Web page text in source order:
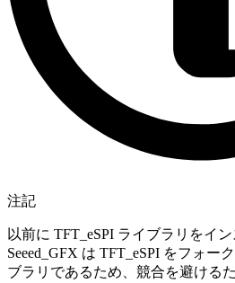
注記
以前に TFT_eSPI ライブラリをイ
Seeed_GFX は TFT_eSPI をフォー
ブラリであるため、競合を避ける